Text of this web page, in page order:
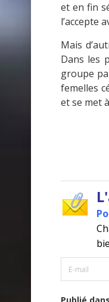
et en fin
l’accepte
Mais
Dans les
groupe
femelles
et se met